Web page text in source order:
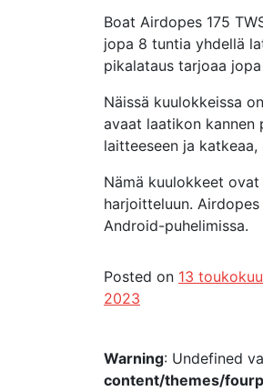
Boat Airdopes 175
jopa 8 tuntia yhdellä
pikalataus tarjoaa
Näissä kuulokkeissa
avaat laatikon kannen
laitteeseen ja
Nämä kuulokkeet
harjoitteluun.
Android-puhelimissa.
Posted on 13
2023
Warning: Undefined
content/themes/